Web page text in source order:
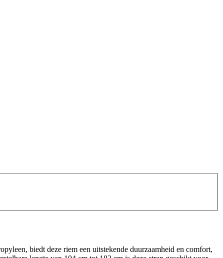
biedt deze riem een uitstekende duurzaamheid en comfort,